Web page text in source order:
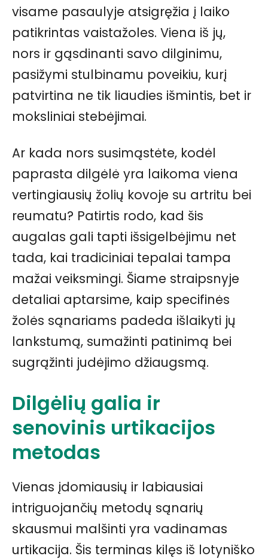
visame pasaulyje atsigręžia į laiko
patikrintas vaistažoles. Viena iš jų,
nors ir gąsdinanti savo dilginimu,
pasižymi stulbinamu poveikiu, kurį
patvirtina ne tik liaudies išmintis, bet ir
moksliniai stebėjimai.
Ar kada nors susimąstėte, kodėl
paprasta dilgėlė yra laikoma viena
vertingiausių žolių kovoje su artritu bei
reumatu? Patirtis rodo, kad šis
augalas gali tapti išsigelbėjimu net
tada, kai tradiciniai tepalai tampa
mažai veiksmingi. Šiame straipsnyje
detaliai aptarsime, kaip specifinės
žolės sąnariams padeda išlaikyti jų
lankstumą, sumažinti patinimą bei
sugrąžinti judėjimo džiaugsmą.
Dilgėlių galia ir
senovinis urtikacijos
metodas
Vienas įdomiausių ir labiausiai
intriguojančių metodų sąnarių
skausmui malšinti yra vadinamas
urtikacija. Šis terminas kilęs iš lotyniško